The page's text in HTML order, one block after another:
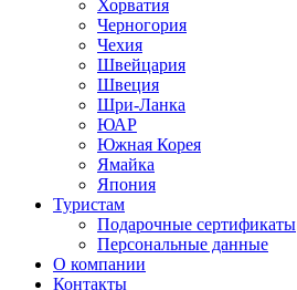
Хорватия
Черногория
Чехия
Швейцария
Швеция
Шри-Ланка
ЮАР
Южная Корея
Ямайка
Япония
Туристам
Подарочные сертификаты
Персональные данные
О компании
Контакты